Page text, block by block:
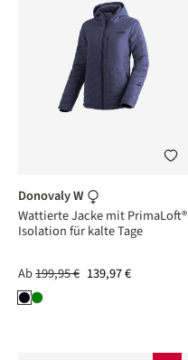
Donovaly W
Wattierte Jacke mit PrimaLoft®
Isolation für kalte Tage
Ab199,95 € 139,97 €